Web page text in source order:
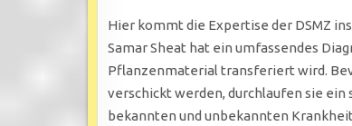
Hier kommt die Expertise der DSMZ
Samar Sheat hat ein umfassendes
Pflanzenmaterial transferiert wird.
verschickt werden, durchlaufen sie
bekannten und unbekannten